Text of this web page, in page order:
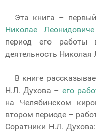
Эта книга –
Николае
период его работы
деятельность
В книге
Н.Л. Духова – его
на Челябинском
втором периоде –
Соратники Н.Л. Духова: